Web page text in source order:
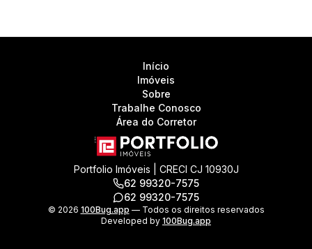
Início
Imóveis
Sobre
Trabalhe Conosco
Área do Corretor
Portfolio Imóveis | CRECI CJ 10930J
62 99320-7575
62 99320-7575
© 2026 100Bug.app — Todos os direitos reservados
Developed by 100Bug.app